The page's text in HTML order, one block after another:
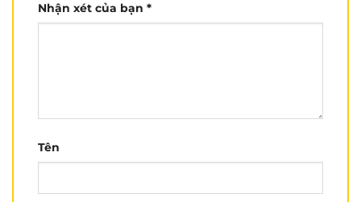
Nhận xét của bạn *
Tên